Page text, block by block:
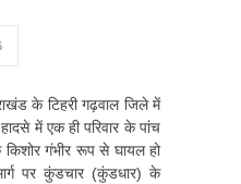
के टिहरी गढ़वाल जिले में
में एक ही परिवार के पांच
गंभीर रूप से घायल हो
पर कुंडचार (कुंडधार) के